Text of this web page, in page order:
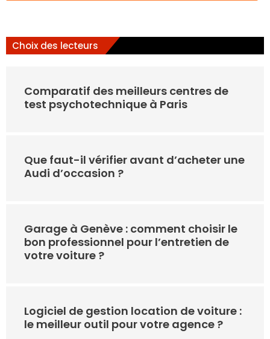
Choix des lecteurs
Comparatif des meilleurs centres de
test psychotechnique à Paris
Que faut-il vérifier avant d’acheter une
Audi d’occasion ?
Garage à Genève : comment choisir le
bon professionnel pour l’entretien de
votre voiture ?
Logiciel de gestion location de voiture :
le meilleur outil pour votre agence ?